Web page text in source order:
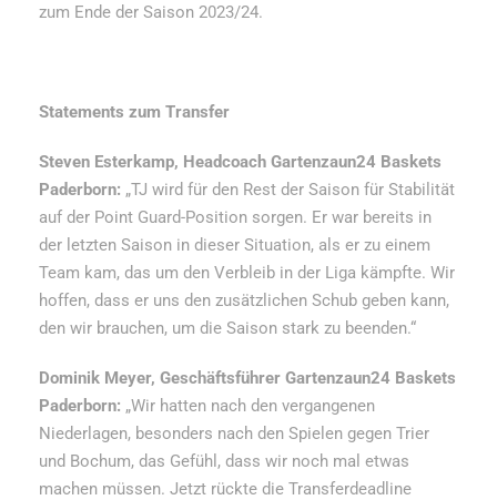
zum Ende der Saison 2023/24.
Statements zum Transfer
Steven Esterkamp, Headcoach Gartenzaun24 Baskets
Paderborn: „TJ wird für den Rest der Saison für Stabilität
auf der Point Guard-Position sorgen. Er war bereits in
der letzten Saison in dieser Situation, als er zu einem
Team kam, das um den Verbleib in der Liga kämpfte. Wir
hoffen, dass er uns den zusätzlichen Schub geben kann,
den wir brauchen, um die Saison stark zu beenden.“
Dominik Meyer, Geschäftsführer Gartenzaun24 Baskets
Paderborn: „Wir hatten nach den vergangenen
Niederlagen, besonders nach den Spielen gegen Trier
und Bochum, das Gefühl, dass wir noch mal etwas
machen müssen. Jetzt rückte die Transferdeadline